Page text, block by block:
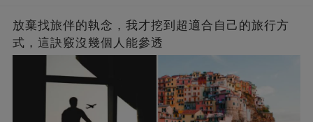
放棄找旅伴的執念，我才挖到超適合自己的旅行方
式，這訣竅沒幾個人能參透